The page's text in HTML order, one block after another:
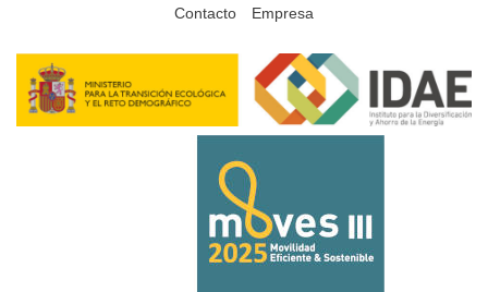
Contacto
Empresa